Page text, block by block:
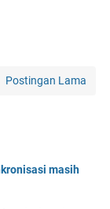
Postingan Lama
masih